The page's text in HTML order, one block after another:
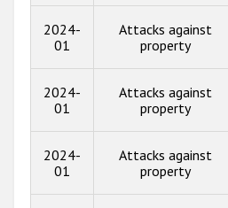
2024-
01
Attacks against
property
2024-
01
Attacks against
property
2024-
01
Attacks against
property